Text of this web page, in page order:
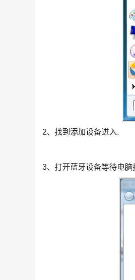
2、找到添加设备进入.
3、打开蓝牙设备等待电